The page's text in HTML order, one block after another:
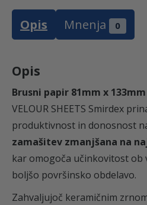
,
5
€
.
€
M
C
E
T
S
m
i
r
d
e
Opis Mnenja 0
Opis
Brusni papir 81mm x 133mm
VELOUR SHEETS Smirdex
produktivnost in donosnost
zamašitev zmanjšana na
kar omogoča učinkovitost ob
boljšo površinsko obdelavo.
Zahvaljujoč keramičnim